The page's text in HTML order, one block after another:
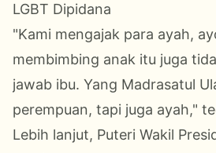
LGBT Dipidana
​"Kami mengajak para ayah,
membimbing anak itu juga
jawab ibu. Yang Madrasatul
perempuan, tapi juga ayah,"
Lebih lanjut, Puteri Wakil